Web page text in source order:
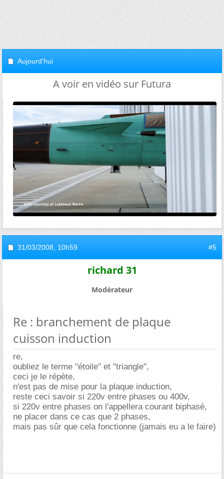
Aujourd'hui
A voir en vidéo sur Futura
31/03/2008, 10h59 #5
richard 31
Modérateur
Re : branchement de plaque
cuisson induction
re,
oubliez le terme "étoile" et "triangle",
ceci je le répète,
n'est pas de mise pour la plaque induction,
reste ceci savoir si 220v entre phases ou 400v,
si 220v entre phases on l'appellera courant biphasé,
ne placer dans ce cas que 2 phases,
mais pas sûr que cela fonctionne (jamais eu a le faire)